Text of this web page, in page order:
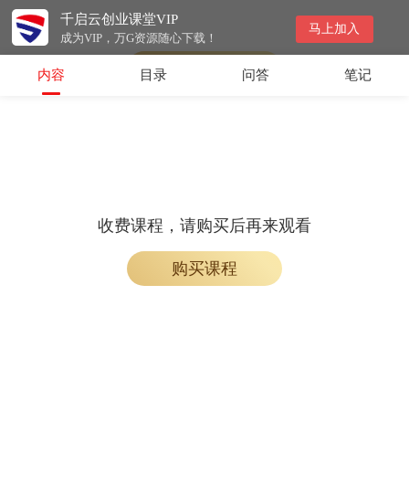
千启云创业课堂VIP
成为VIP，万G资源随心下载！
马上加入
收费课程，购买后即可解锁观看
内容 目录 问答 笔记
收费课程，请购买后再来观看
购买课程